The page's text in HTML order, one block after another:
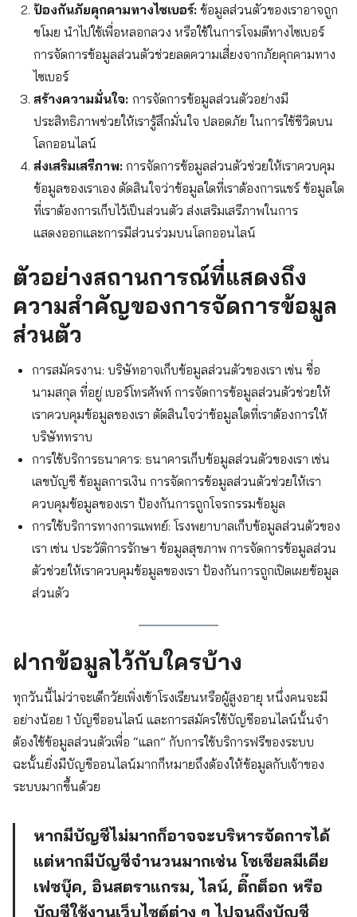
ป้องกันภัยคุกคามทางไซเบอร์:ข้อมูลส่วนตัวของเราอาจถูก
ขโมย นำไปใช้เพื่อหลอกลวง หรือใช้ในการโจมตีทางไซเบอร์
การจัดการข้อมูลส่วนตัวช่วยลดความเสี่ยงจากภัยคุกคามทาง
ไซเบอร์
สร้างความมั่นใจ: การจัดการข้อมูลส่วนตัวอย่างมี
ประสิทธิภาพช่วยให้เรารู้สึกมั่นใจ ปลอดภัย ในการใช้ชีวิตบน
โลกออนไลน์
ส่งเสริมเสรีภาพ:การจัดการข้อมูลส่วนตัวช่วยให้เราควบคุม
ข้อมูลของเราเอง ตัดสินใจว่าข้อมูลใดที่เราต้องการแชร์ ข้อมูลใด
ที่เราต้องการเก็บไว้เป็นส่วนตัว ส่งเสริมเสรีภาพในการ
แสดงออกและการมีส่วนร่วมบนโลกออนไลน์
ตัวอย่างสถานการณ์ที่แสดงถึง
ความสำคัญของการจัดการข้อมูล
ส่วนตัว
การสมัครงาน: บริษัทอาจเก็บข้อมูลส่วนตัวของเรา เช่น ชื่อ
นามสกุล ที่อยู่ เบอร์โทรศัพท์ การจัดการข้อมูลส่วนตัวช่วยให้
เราควบคุมข้อมูลของเรา ตัดสินใจว่าข้อมูลใดที่เราต้องการให้
บริษัททราบ
การใช้บริการธนาคาร: ธนาคารเก็บข้อมูลส่วนตัวของเรา เช่น
เลขบัญชี ข้อมูลการเงิน การจัดการข้อมูลส่วนตัวช่วยให้เรา
ควบคุมข้อมูลของเรา ป้องกันการถูกโจรกรรมข้อมูล
การใช้บริการทางการแพทย์: โรงพยาบาลเก็บข้อมูลส่วนตัวของ
เรา เช่น ประวัติการรักษา ข้อมูลสุขภาพ การจัดการข้อมูลส่วน
ตัวช่วยให้เราควบคุมข้อมูลของเรา ป้องกันการถูกเปิดเผยข้อมูล
ส่วนตัว
ฝากข้อมูลไว้กับใครบ้าง
ทุกวันนี้ไม่ว่าจะเด็กวัยเพิ่งเข้าโรงเรียนหรือผู้สูงอายุ หนึ่งคนจะมี
อย่างน้อย 1 บัญชีออนไลน์ และการสมัครใช้บัญชีออนไลน์นั้นจำ
ต้องใช้ข้อมูลส่วนตัวเพื่อ “แลก” กับการใช้บริการฟรีของระบบ
ฉะนั้นยิ่งมีบัญชีออนไลน์มากก็หมายถึงต้องให้ข้อมูลกับเจ้าของ
ระบบมากขึ้นด้วย
หากมีบัญชีไม่มากก็อาจจะบริหารจัดการได้
แต่หากมีบัญชีจำนวนมากเช่น โซเชียลมีเดีย
เฟซบุ๊ค, อินสตราแกรม, ไลน์, ติ๊กต็อก หรือ
บัญชีใช้งานเว็บไซต์ต่าง ๆ ไปจนถึงบัญชี